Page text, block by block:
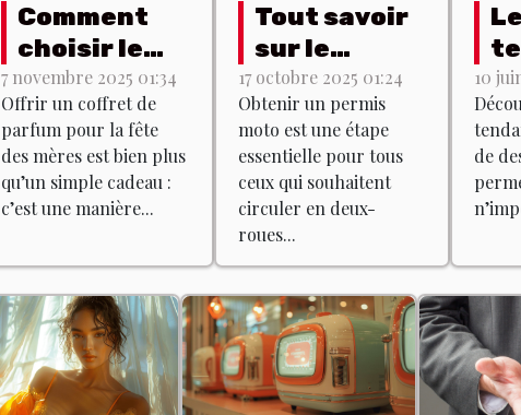
Comment
choisir le
coffret de
parfum
idéal pour la
fête des
mères ?
7 novembre 2025 01:34
Offrir un coffret de
parfum pour la fête
des mères est bien plus
qu’un simple cadeau :
c’est une manière...
Tout savoir
sur le
permis moto
: formation
et examen
17 octobre 2025 01:24
Obtenir un permis
moto est une étape
essentielle pour tous
ceux qui souhaitent
circuler en deux-
roues...
10
de